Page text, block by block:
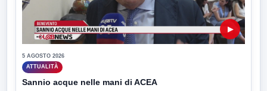
▶
5 AGOSTO 2026
ATTUALITÀ
Sannio acque nelle mani di ACEA